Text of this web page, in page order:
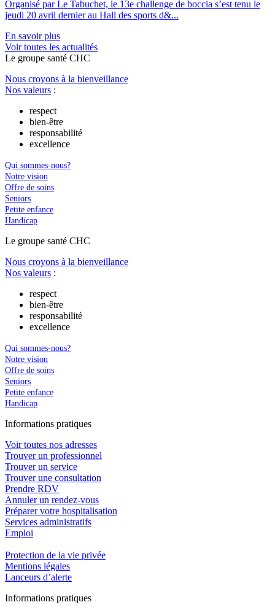
Organisé par Le Tabuchet, le 13e challenge de boccia s’est tenu le
jeudi 20 avril dernier au Hall des sports d&...
En savoir plus
Voir toutes les actualités
Le groupe santé CHC
Nous croyons à la bienveillance
Nos valeurs :
respect
bien-être
responsabilité
excellence
Qui sommes-nous?
Notre vision
Offre de soins
Seniors
Petite enfance
Handicap
Le groupe santé CHC
Nous croyons à la bienveillance
Nos valeurs :
respect
bien-être
responsabilité
excellence
Qui sommes-nous?
Notre vision
Offre de soins
Seniors
Petite enfance
Handicap
Informations pratiques
Voir toutes nos adresses
Trouver un professionnel
Trouver un service
Trouver une consultation
Prendre RDV
Annuler un rendez-vous
Préparer votre hospitalisation
Services administratifs
Emploi​
Protection de la vie privée
Mentions légales
Lanceurs d’alerte
Informations pratiques